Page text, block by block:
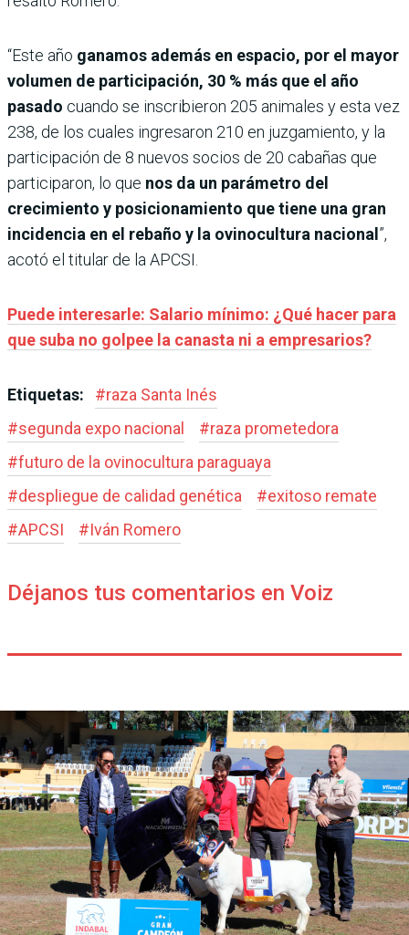
“Este año ganamos además en espacio, por el mayor
volumen de participación, 30 % más que el año
pasado cuando se inscribieron 205 animales y esta vez
238, de los cuales ingresaron 210 en juzgamiento, y la
participación de 8 nuevos socios de 20 cabañas que
participaron, lo que nos da un parámetro del
crecimiento y posicionamiento que tiene una gran
incidencia en el rebaño y la ovinocultura nacional”,
acotó el titular de la APCSI.
Puede interesarle: Salario mínimo: ¿Qué hacer para
que suba no golpee la canasta ni a empresarios?
Etiquetas: #raza Santa Inés
#segunda expo nacional #raza prometedora
#futuro de la ovinocultura paraguaya
#despliegue de calidad genética #exitoso remate
#APCSI #Iván Romero
Déjanos tus comentarios en Voiz